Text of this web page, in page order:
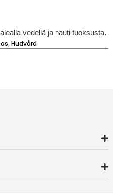
vedellä ja nauti tuoksusta.
, Hudvård